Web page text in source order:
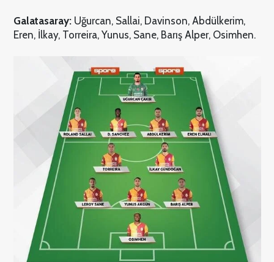
Galatasaray:Uğurcan, Sallai, Davinson, Abdülkerim,
Eren, İlkay, Torreira, Yunus, Sane, Barış Alper, Osimhen.